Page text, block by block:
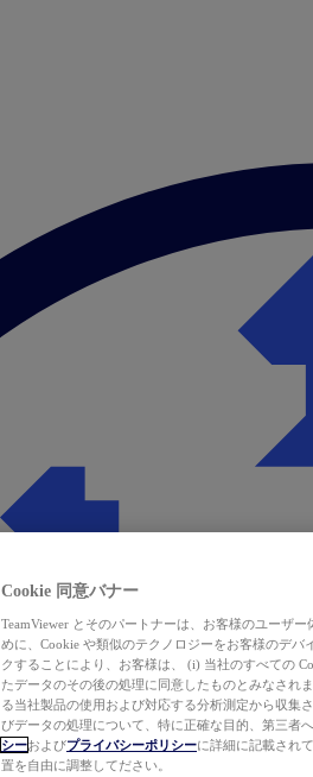
Cookie 同意バナー
TeamViewer とそのパートナーは、お客様のユーザ
めに、Cookie や類似のテクノロジーをお客様のデバ
クすることにより、お客様は、 (i) 当社のすべての
たデータのその後の処理に同意したものとみなされ
る当社製品の使用および対応する分析測定から収集
びデータの処理について、特に正確な目的、第三者
シーおよびプライバシーポリシーに詳細に記載され
置を自由に調整してださい。